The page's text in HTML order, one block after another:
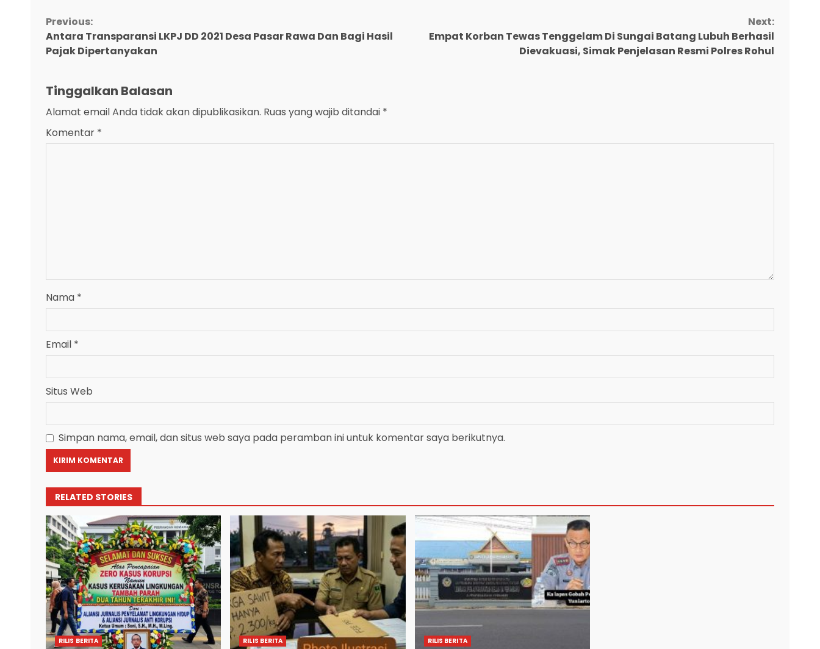
Continue
Reading
Previous:
Antara Transparansi LKPJ DD 2021 Desa Pasar Rawa Dan Bagi Hasil
Pajak Dipertanyakan
Next:
Empat Korban Tewas Tenggelam Di Sungai Batang Lubuh Berhasil
Dievakuasi, Simak Penjelasan Resmi Polres Rohul
Tinggalkan Balasan
Alamat email Anda tidak akan dipublikasikan. Ruas yang wajib ditandai *
Komentar *
Nama *
Email *
Situs Web
Simpan nama, email, dan situs web saya pada peramban ini untuk komentar saya berikutnya.
RELATED STORIES
RILIS BERITA RILIS BERITA RILIS BERITA